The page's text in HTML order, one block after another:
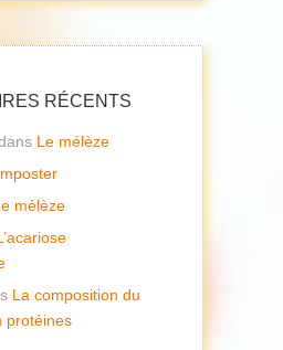
RÉCENTS
Le mélèze
mélèze
La composition du
protéines